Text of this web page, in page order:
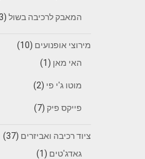
המאבק לרכיבה בשול(3)
מירוצי אופנועים (10)
האי מאן (1)
מוטו ג'י פי (2)
פייקס פיק (7)
ציוד רכיבה ואביזרים (37)
גאדג'טים (1)